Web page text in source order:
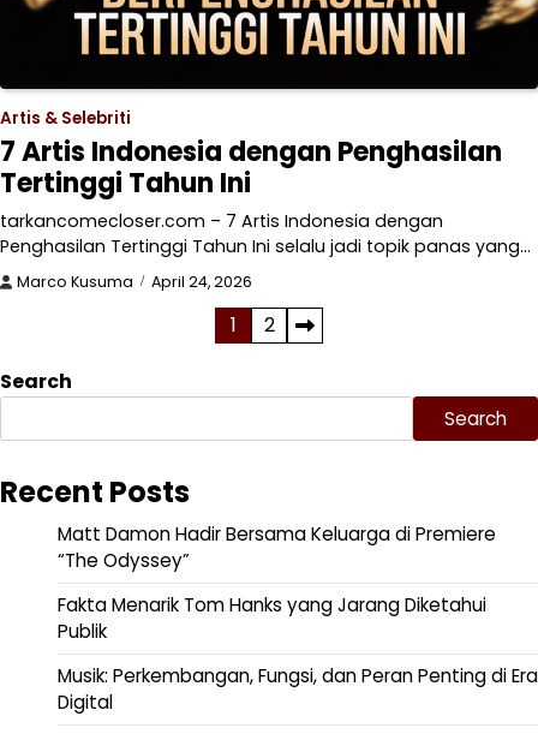
Artis & Selebriti
7 Artis Indonesia dengan Penghasilan
Tertinggi Tahun Ini
tarkancomecloser.com – 7 Artis Indonesia dengan
Penghasilan Tertinggi Tahun Ini selalu jadi topik panas yang…
Marco Kusuma April 24, 2026
pagination
1 2
Search
Search
Recent Posts
Matt Damon Hadir Bersama Keluarga di Premiere
“The Odyssey”
Fakta Menarik Tom Hanks yang Jarang Diketahui
Publik
Musik: Perkembangan, Fungsi, dan Peran Penting di Era
Digital